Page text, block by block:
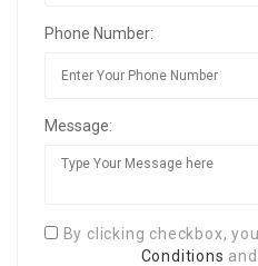
Phone Number:
Message:
By clicking checkbox,
Conditions and